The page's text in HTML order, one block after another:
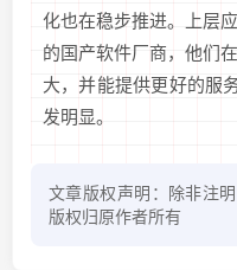
化也在稳步推进。上层
的国产软件厂商，他们
大，并能提供更好的服
发明显。
文章版权声明：除非注
版权归原作者所有